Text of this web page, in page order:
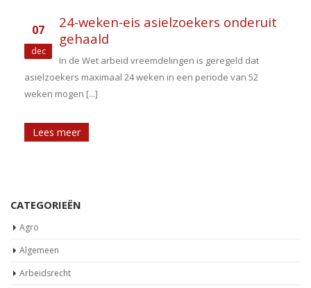
07
dec
24-weken-eis asielzoekers onderuit
gehaald
In de Wet arbeid vreemdelingen is geregeld dat
asielzoekers maximaal 24 weken in een periode van 52
weken mogen [...]
Lees meer
CATEGORIEËN
Agro
Algemeen
Arbeidsrecht